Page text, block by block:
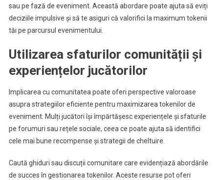
sau pe fază de eveniment. Această abordare poate ajuta să eviți
deciziile impulsive și să te asiguri că valorifici la maximum tokenii
tăi pe parcursul evenimentului.
Utilizarea sfaturilor comunității și
experiențelor jucătorilor
Implicarea cu comunitatea poate oferi perspective valoroase
asupra strategiilor eficiente pentru maximizarea tokenilor de
eveniment. Mulți jucători își împărtășesc experiențele și sfaturile
pe forumuri sau rețele sociale, ceea ce poate ajuta să identifici
cele mai bune recompense și strategii de cheltuire.
Caută ghiduri sau discuții comunitare care evidențiază abordările
de succes în gestionarea tokenilor. Aceste resurse pot oferi